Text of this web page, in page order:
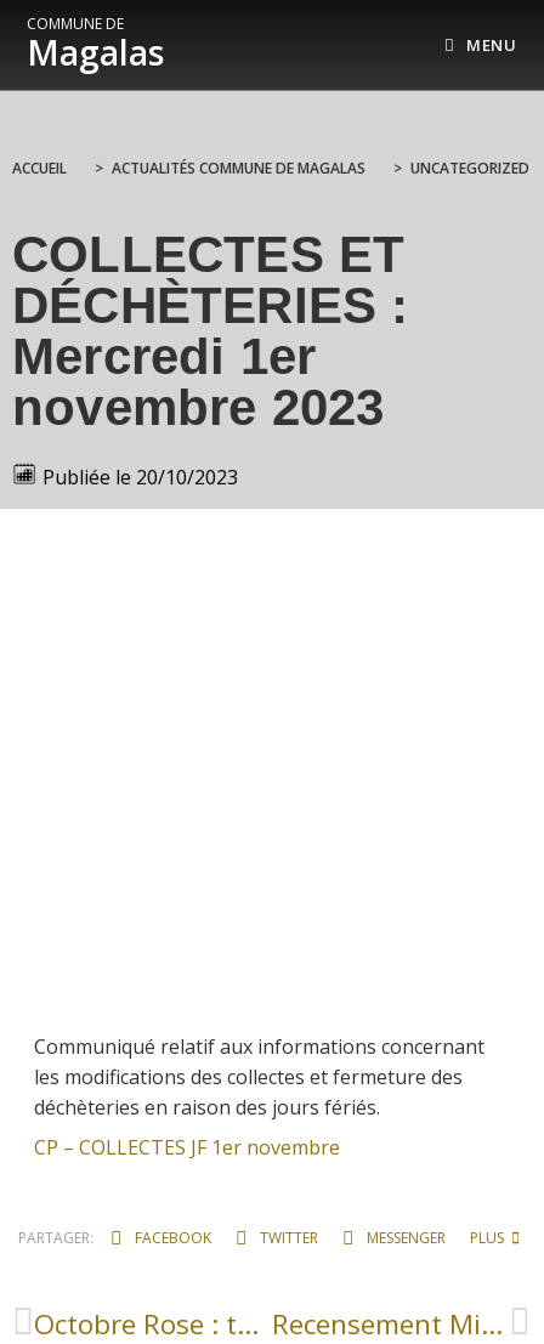
COMMUNE DE
Magalas MENU
ACCUEIL > ACTUALITÉS COMMUNE DE MAGALAS > UNCATEGORIZED
COLLECTES ET
DÉCHÈTERIES :
Mercredi 1er
novembre 2023
Publiée le 20/10/2023
Communiqué relatif aux informations concernant
les modifications des collectes et fermeture des
déchèteries en raison des jours fériés.
CP – COLLECTES JF 1er novembre
PARTAGER: FACEBOOK TWITTER MESSENGER PLUS
Octobre Rose : tous unis contre le cancer du sein Recensement Militaire